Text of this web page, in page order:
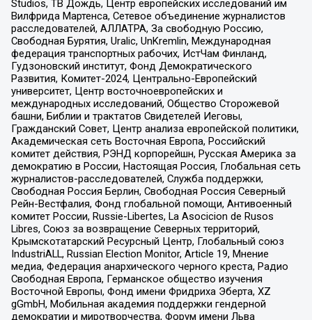
Studios, ТВ Дождь, Центр европейских исследований им
Вилфрида Мартенса, Сетевое объединение журналистов
расследователей, АЛЛАТРА, За свободную Россию,
Свободная Бурятия, Uralic, UnKremlin, Международная
федерация транспортных рабочих, ИстЧам Финланд,
Гудзоновский институт, Фонд Демократического
Развития, Комитет-2024, Центрально-Европейский
университет, Центр восточноевропейских и
международных исследований, Общество Сторожевой
башни, Библии и трактатов Свидетелей Иеговы,
Гражданский Совет, Центр анализа европейской политики,
Академическая сеть Восточная Европа, Российский
комитет действия, РЭНД корпорейшн, Русская Америка за
демократию в России, Настоящая Россия, Глобальная сеть
журналистов-расследователей, Служба поддержки,
Свободная Россия Берлин, Свободная Россия Северный
Рейн-Вестфалия, Фонд глобальной помощи, Антивоенный
комитет России, Russie-Libertes, La Asocicion de Rusos
Libres, Союз за возвращение Северных территорий,
Крымскотатарский Ресурсный Центр, Глобальный союз
IndustriALL, Russian Election Monitor, Article 19, Мнение
медиа, Федерация анархического черного креста, Радио
Свободная Европа, Германское общество изучения
Восточной Европы, Фонд имени Фридриха Эберта, XZ
gGmbH, Мобильная академия поддержки гендерной
демократии и миротворчества, Форум имени Льва